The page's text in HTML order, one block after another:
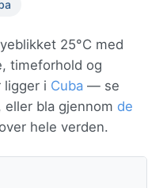
25°C med
timeforhold og
ligger i Cuba — se
eller bla gjennom de
over hele verden.